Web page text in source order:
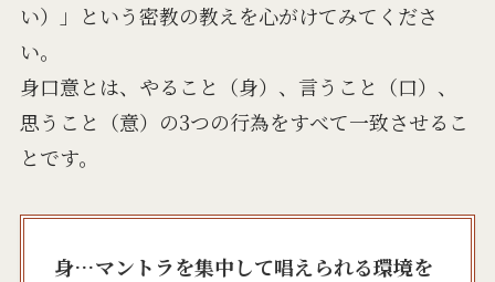
い）」という密教の教えを心がけてみてくださ
い。
身口意とは、やること（身）、言うこと（口）、
思うこと（意）の3つの行為をすべて一致させるこ
とです。
身…マントラを集中して唱えられる環境を